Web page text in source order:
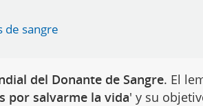
de sangre
del Donante de Sangre. El
por salvarme la vida' y su